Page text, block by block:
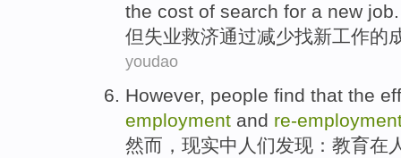
the cost of search for a new job.
但失业救济通过减少找新工作的
youdao
However, people find that the
employment and re-
然而 ，现实中 人们发现 ： 教育在